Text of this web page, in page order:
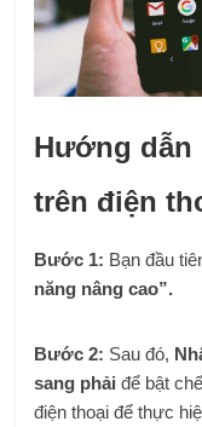
Hướng dẫn
trên điện
Bước 1: Bạn đầu
năng nâng cao”.
Bước 2: Sau đó,
sang phải để bật
điện thoại để thực